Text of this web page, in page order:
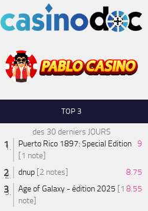
TOP 3
des 30 derniers JOURS
Puerto Rico 1897: Special Edition
[1 note]
9
dnup [2 notes]
8.75
Age of Galaxy - édition 2025 [1
note]
8.55